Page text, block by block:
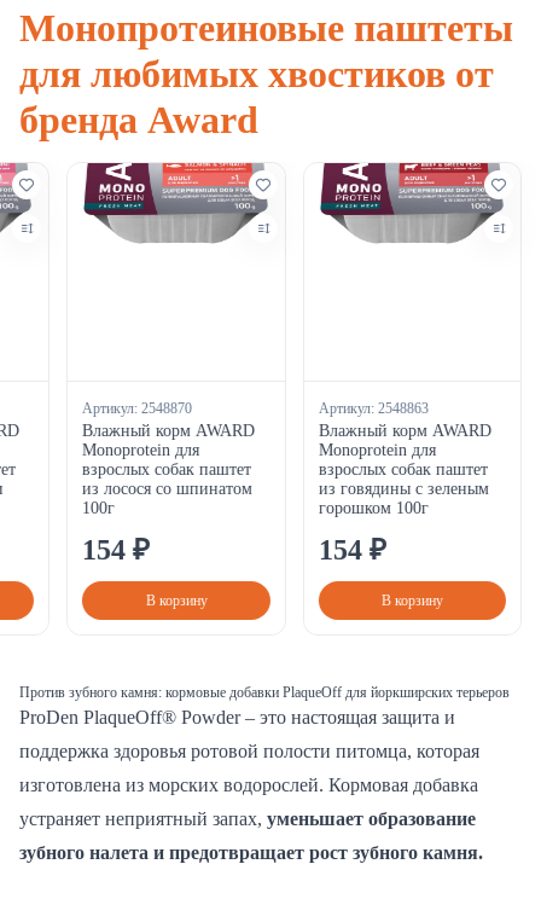
Монопротеиновые паштеты
для любимых хвостиков от
бренда Award
Артикул:2548870
Влажный корм AWARD
Monoprotein для
взрослых собак паштет
из лосося со шпинатом
100г
154 ₽
В корзину
Артикул: 2548863
Влажный корм AWARD
Monoprotein для
взрослых собак паштет
из говядины с зеленым
горошком 100г
154 ₽
В корзину
Против зубного камня: кормовые добавки PlaqueOff для йоркширских терьеров
ProDen PlaqueOff® Powder – это настоящая защита и
поддержка здоровья ротовой полости питомца, которая
изготовлена из морских водорослей. Кормовая добавка
устраняет неприятный запах, уменьшает образование
зубного налета и предотвращает рост зубного камня.